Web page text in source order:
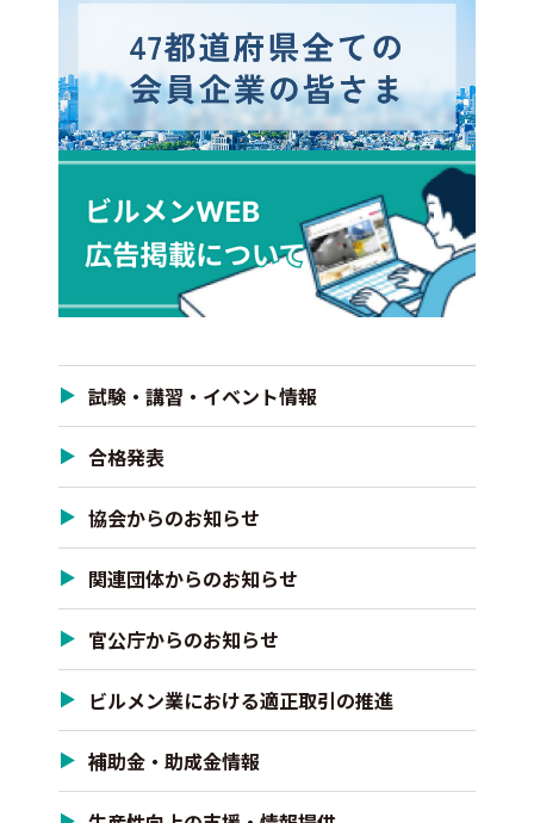
試験・講習・イベント情報
合格発表
協会からのお知らせ
関連団体からのお知らせ
官公庁からのお知らせ
ビルメン業における適正取引の推進
補助金・助成金情報